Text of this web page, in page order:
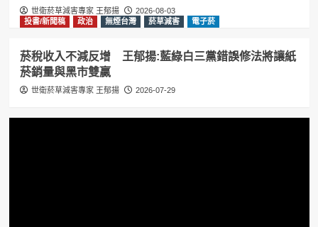
世衛菸草減害專家 王郁揚
2026-08-03
投書/新聞稿
政治 無煙台灣 菸草減害 電子菸
菸稅收入不減反增 王郁揚:藍綠白三黨錯誤修法將讓紙
菸銷量與黑市雙贏
世衛菸草減害專家 王郁揚 2026-07-29